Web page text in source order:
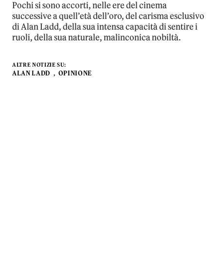
Pochi si sono accorti, nelle ere del cinema
successive a quell’età dell’oro, del carisma esclusivo
di Alan Ladd, della sua intensa capacità di sentire i
ruoli, della sua naturale, malinconica nobiltà.
ALTRE NOTIZIE SU:
ALAN LADD OPINIONE